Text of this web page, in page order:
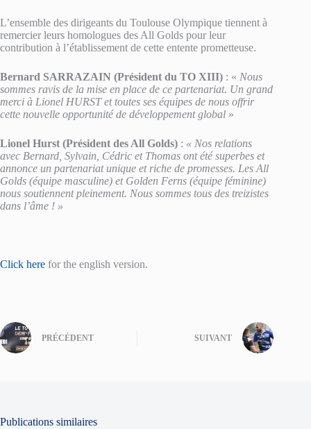
L’ensemble des dirigeants du Toulouse Olympique tiennent à
remercier leurs homologues des All Golds pour leur
contribution à l’établissement de cette entente prometteuse.
Bernard SARRAZAIN (Président du TO XIII) : « Nous
sommes ravis de la mise en place de ce partenariat. Un grand
merci à Lionel HURST et toutes ses équipes de nous offrir
cette nouvelle opportunité de développement global »
Lionel Hurst (Président des All Golds) : « Nos relations
avec Bernard, Sylvain, Cédric et Thomas ont été superbes et
annonce un partenariat unique et riche de promesses. Les All
Golds (équipe masculine) et Golden Ferns (équipe féminine)
nous soutiennent pleinement. Nous sommes tous des treizistes
dans l’âme ! »
Click here for the english version.
PRÉCÉDENT SUIVANT
Publications similaires